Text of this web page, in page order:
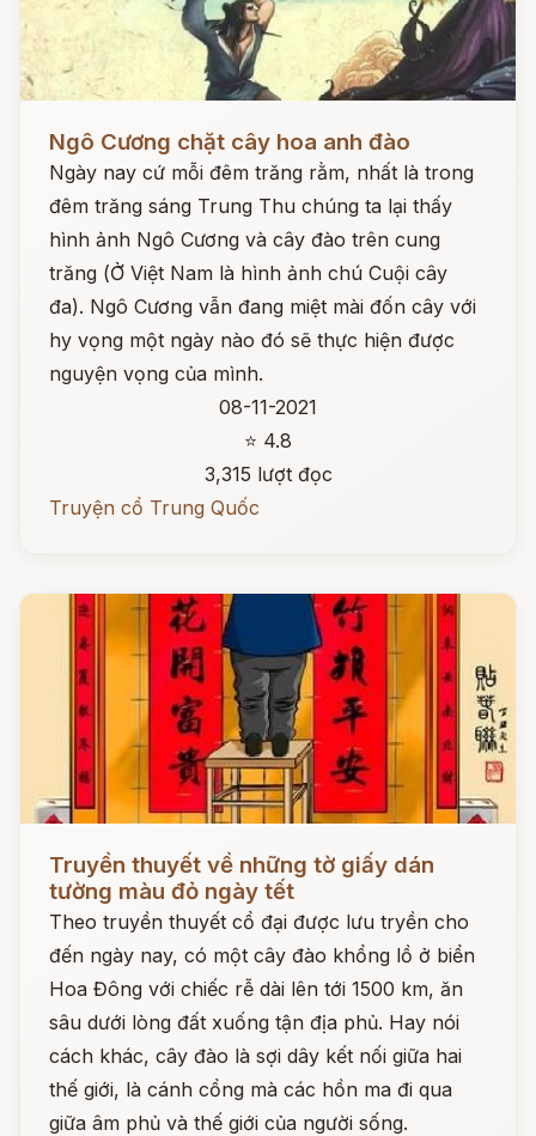
Ngô Cương chặt cây hoa anh đào
Ngày nay cứ mỗi đêm trăng rằm, nhất là trong
đêm trăng sáng Trung Thu chúng ta lại thấy
hình ảnh Ngô Cương và cây đào trên cung
trăng (Ở Việt Nam là hình ảnh chú Cuội cây
đa). Ngô Cương vẫn đang miệt mài đốn cây với
hy vọng một ngày nào đó sẽ thực hiện được
nguyện vọng của mình.
08-11-2021
⭐ 4.8
3,315 lượt đọc
Truyện cổ Trung Quốc
Đọc ngay
Truyền thuyết về những tờ giấy dán
tường màu đỏ ngày tết
Theo truyền thuyết cổ đại được lưu tryền cho
đến ngày nay, có một cây đào khổng lồ ở biển
Hoa Đông với chiếc rễ dài lên tới 1500 km, ăn
sâu dưới lòng đất xuống tận địa phủ. Hay nói
cách khác, cây đào là sợi dây kết nối giữa hai
thế giới, là cánh cổng mà các hồn ma đi qua
giữa âm phủ và thế giới của người sống.